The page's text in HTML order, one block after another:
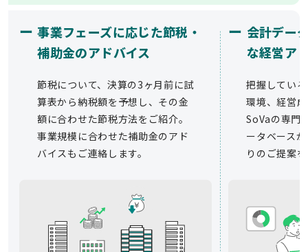
ー 事業フェーズに応じた節税・
補助金のアドバイス
節税について、決算の3ヶ月前に試
算表から納税額を予想し、その金
額に合わせた節税方法をご紹介。
事業規模に合わせた補助金のアド
バイスもご連絡します。
ー 会計デー
な経営ア
把握してい
環境、経営
SoVaの専門
ータベース
りのご提案